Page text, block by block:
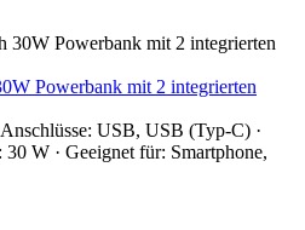
Powerbank mit 2 integrierten
USB, USB (Typ-C) ·
W · Geeignet für: Smartphone,